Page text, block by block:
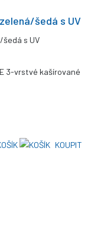
šedá s UV
3-vrstvé kašírované
KOUPIT